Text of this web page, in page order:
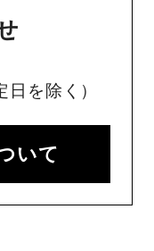
日を除く）
いて